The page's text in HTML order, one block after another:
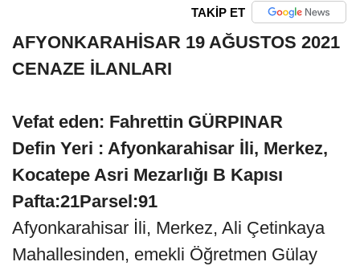
TAKİP ET
AFYONKARAHİSAR 19 AĞUSTOS 2021
CENAZE İLANLARI
Vefat eden: Fahrettin GÜRPINAR
Defin Yeri : Afyonkarahisar İli, Merkez,
Kocatepe Asri Mezarlığı B Kapısı
Pafta:21Parsel:91
Afyonkarahisar İli, Merkez, Ali Çetinkaya
Mahallesinden, emekli Öğretmen Gülay